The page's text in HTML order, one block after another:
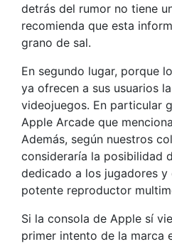
detrás del rumor no tiene
recomienda que esta
grano de sal.
En segundo lugar, porque
ya ofrecen a sus usuarios
videojuegos. En particular
Apple Arcade que
Además, según nuestros
consideraría la posibilidad
dedicado a los jugadores y
potente reproductor
Si la consola de Apple sí
primer intento de la marca